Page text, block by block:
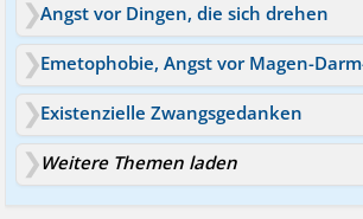
Angst vor Dingen, die sich drehen
Existenzielle Zwangsgedanken
Weitere Themen laden